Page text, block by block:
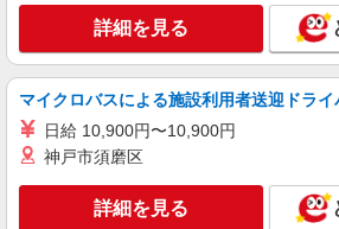
株式会社kotrio /●SW-S-2098330
≪八潮駅≫高月給25万円
料老人ホームSTAFF
【正社員】月給
給：200,000円〜220,000
30,000円 ・役職手当：
善手当：20,000〜
により変動） ・固定残
間） ※固定残業時間を超
手当として別途支給 ・夜
埼玉県八潮市
キープ
詳細を見る
マイクロバスによる施設利用者送迎ドライ
日給 10,900円〜10,900円
神戸市須磨区
詳細を見る